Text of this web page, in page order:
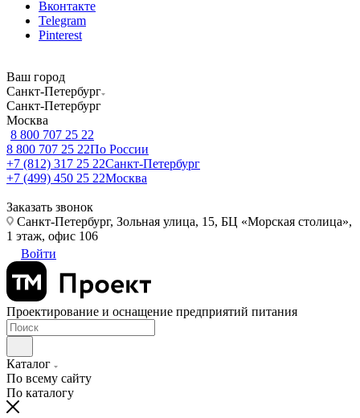
Вконтакте
Telegram
Pinterest
Ваш город
Санкт-Петербург
Санкт-Петербург
Москва
8 800 707 25 22
8 800 707 25 22По России
+7 (812) 317 25 22Санкт-Петербург
+7 (499) 450 25 22Москва
Заказать звонок
Санкт-Петербург, Зольная улица, 15, БЦ «Морская столица»,
1 этаж, офис 106
Войти
Проектирование и оснащение предприятий питания
Каталог
По всему сайту
По каталогу